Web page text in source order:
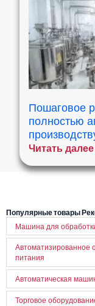
Пошаговое
полностью
Читать
Популярные товары
Машина для
Автоматизированное
питания
Автоматическая
Торговое